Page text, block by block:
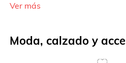
Ver más
Moda, calzado y